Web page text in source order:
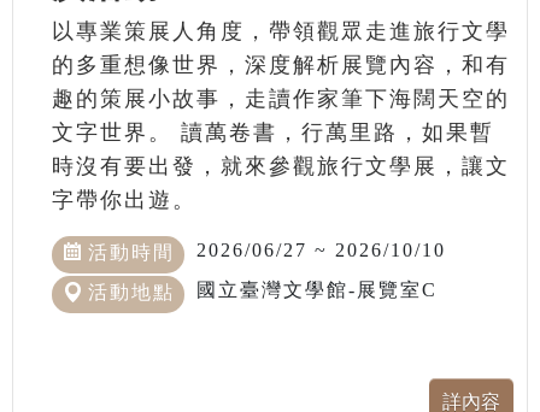
以專業策展人角度，帶領觀眾走進旅行文學
的多重想像世界，深度解析展覽內容，和有
趣的策展小故事，走讀作家筆下海闊天空的
文字世界。 讀萬卷書，行萬里路，如果暫
時沒有要出發，就來參觀旅行文學展，讓文
字帶你出遊。
活動時間 2026/06/27 ~ 2026/10/10
活動地點 國立臺灣文學館-展覽室C